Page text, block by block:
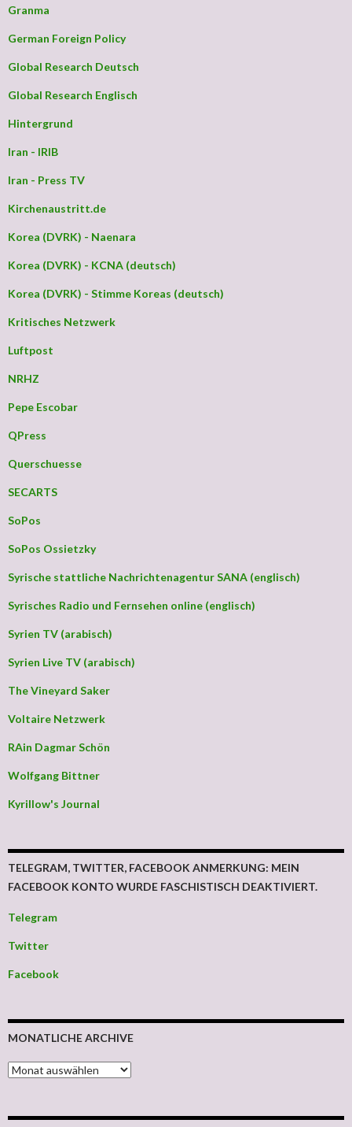
Granma
German Foreign Policy
Global Research Deutsch
Global Research Englisch
Hintergrund
Iran - IRIB
Iran - Press TV
Kirchenaustritt.de
Korea (DVRK) - Naenara
Korea (DVRK) - KCNA (deutsch)
Korea (DVRK) - Stimme Koreas (deutsch)
Kritisches Netzwerk
Luftpost
NRHZ
Pepe Escobar
QPress
Querschuesse
SECARTS
SoPos
SoPos Ossietzky
Syrische stattliche Nachrichtenagentur SANA (englisch)
Syrisches Radio und Fernsehen online (englisch)
Syrien TV (arabisch)
Syrien Live TV (arabisch)
The Vineyard Saker
Voltaire Netzwerk
RAin Dagmar Schön
Wolfgang Bittner
Kyrillow's Journal
TELEGRAM, TWITTER, FACEBOOK ANMERKUNG: MEIN
FACEBOOK KONTO WURDE FASCHISTISCH DEAKTIVIERT.
Telegram
Twitter
Facebook
MONATLICHE ARCHIVE
MONATLICHE ARCHIVE